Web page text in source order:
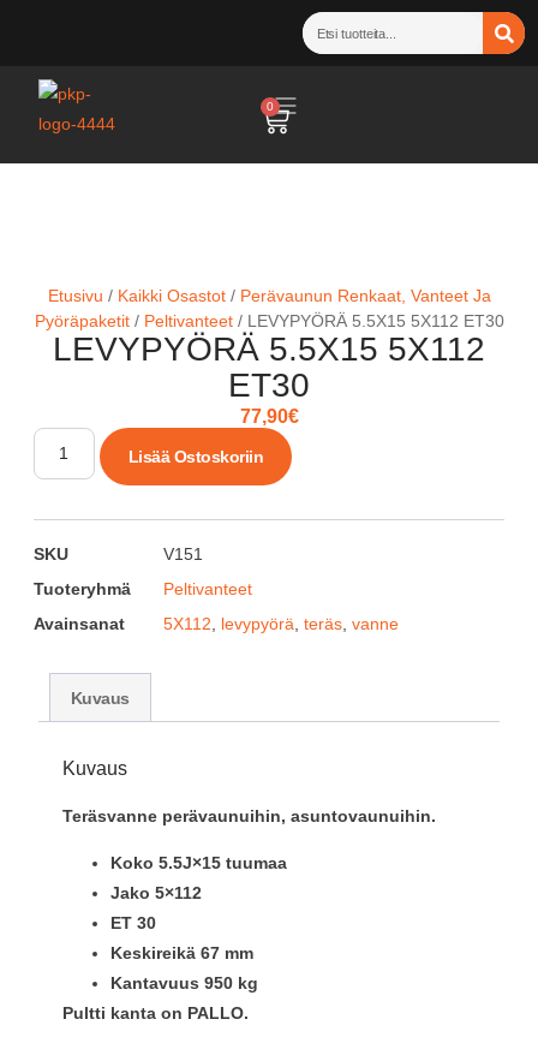
0
Etusivu / Kaikki Osastot/ Perävaunun Renkaat, Vanteet Ja
Pyöräpaketit/ Peltivanteet/ LEVYPYÖRÄ 5.5X15 5X112 ET30
LEVYPYÖRÄ 5.5X15 5X112
ET30
77,90€
Lisää Ostoskoriin
SKU
V151
Tuoteryhmä
Peltivanteet
Avainsanat
5X112, levypyörä, teräs, vanne
Kuvaus
Kuvaus
Teräsvanne perävaunuihin, asuntovaunuihin.
Koko 5.5J×15 tuumaa
Jako 5×112
ET 30
Keskireikä 67 mm
Kantavuus 950 kg
Pultti kanta on PALLO.